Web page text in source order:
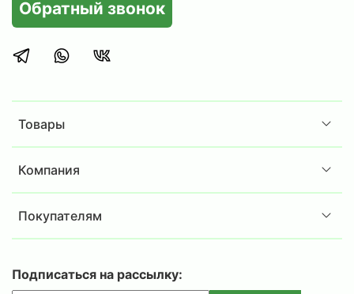
Товары
Компания
Покупателям
Обратный звонок
Подписаться на рассылку: